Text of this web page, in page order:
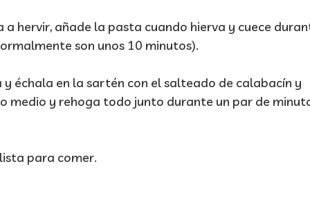
a hervir, añade la pasta cuando hierva y cuece
son unos 10 minutos).
échala en la sartén con el salteado de calabacín y
medio y rehoga todo junto durante un par de
para comer.